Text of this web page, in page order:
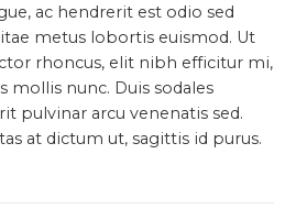
ac hendrerit est odio sed
metus lobortis euismod. Ut
rhoncus, elit nibh efficitur mi,
mollis nunc. Duis sodales
pulvinar arcu venenatis sed.
at dictum ut, sagittis id purus.